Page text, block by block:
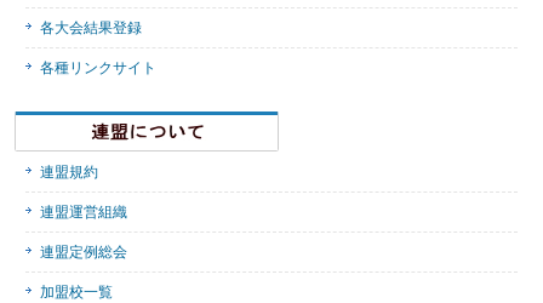
各大会結果登録
各種リンクサイト
連盟規約
連盟運営組織
連盟定例総会
加盟校一覧